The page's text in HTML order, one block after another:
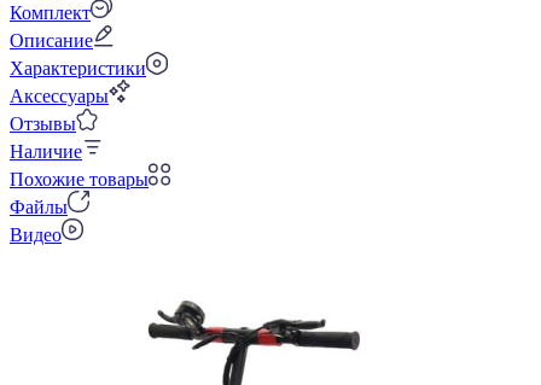
Комплект
Описание
Характеристики
Аксессуары
Отзывы
Наличие
Похожие товары
Файлы
Видео